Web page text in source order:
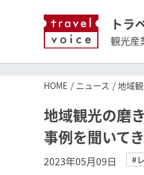
トラ
観光産
HOME ニュース 地域
地域観光の磨
事例を聞いて
2023年05月09日 #